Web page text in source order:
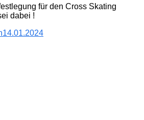
für den Cross Skating
dabei !
14.01.2024